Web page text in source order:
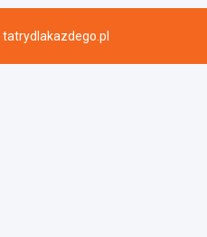
tatrydlakazdego.pl